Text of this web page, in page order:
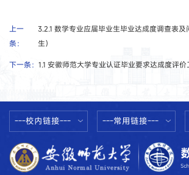
上一
条：
3.2.1 数学专业应届毕业生毕业达成度调查表
生）
下一条： 1.1 安徽师范大学专业认证毕业要求达成度评
---校内链接--- ---常用链接---